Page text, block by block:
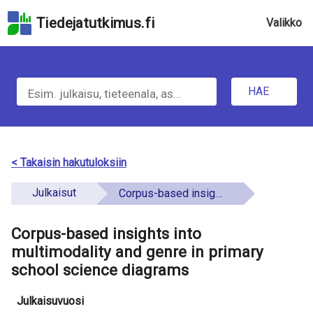
hakukenttään
pääsisältöön
Hyppää
saavutettavuusselosteeseen
Tiedejatutkimus.fi Valikko
e
H
a
e
t
t
o
a
HAE
< Takaisin hakutuloksiin
Julkaisut Corpus-based insights into multimodality and genre in primary school science diagrams
Corpus-based insights into
multimodality and genre in primary
school science diagrams
Julkaisuvuosi